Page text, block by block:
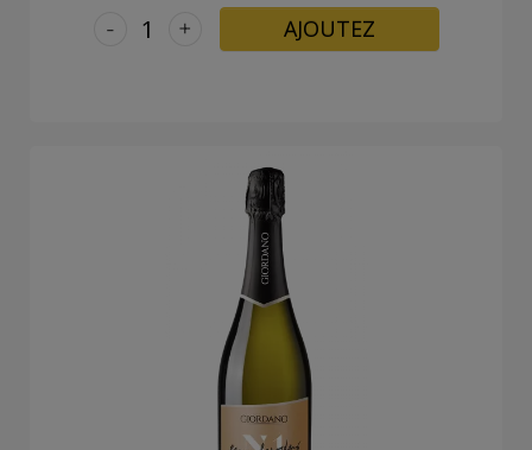
+
- AJOUTEZ